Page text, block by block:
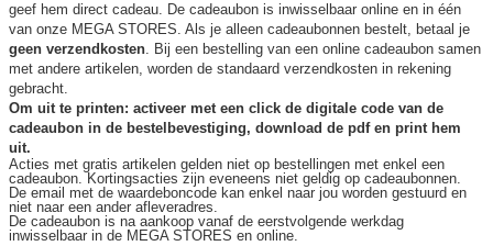
geef hem direct cadeau. De cadeaubon is inwisselbaar online en in één
van onze MEGA STORES. Als je alleen cadeaubonnen bestelt, betaal je
geen verzendkosten. Bij een bestelling van een online cadeaubon samen
met andere artikelen, worden de standaard verzendkosten in rekening
gebracht.
Om uit te printen: activeer met een click de digitale code van de
cadeaubon in de bestelbevestiging, download de pdf en print hem
uit.
Acties met gratis artikelen gelden niet op bestellingen met enkel een
cadeaubon. Kortingsacties zijn eveneens niet geldig op cadeaubonnen.
De email met de waardeboncode kan enkel naar jou worden gestuurd en
niet naar een ander afleveradres.
De cadeaubon is na aankoop vanaf de eerstvolgende werkdag
inwisselbaar in de MEGA STORES en online.